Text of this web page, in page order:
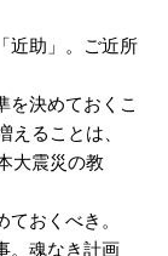
近助」。ご近所
決めておくこ
えることは、
大震災の教
おくべき。
。魂なき計画